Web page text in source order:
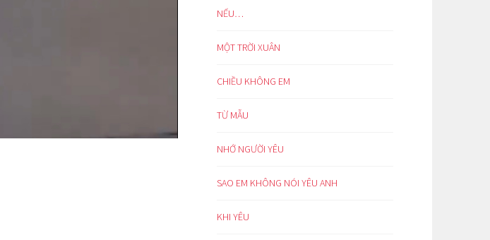
NẾU…
MỘT TRỜI XUÂN
CHIỀU KHÔNG EM
TỪ MẪU
NHỚ NGƯỜI YÊU
SAO EM KHÔNG NÓI YÊU ANH
KHI YÊU